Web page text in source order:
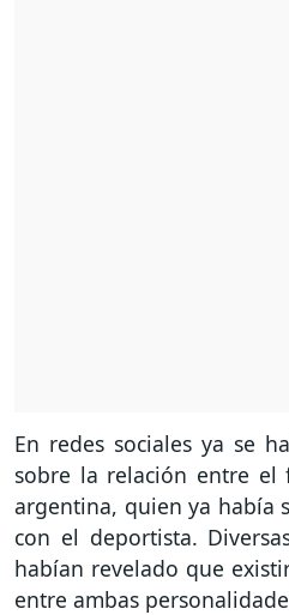
En redes sociales ya se
sobre la relación entre el
argentina, quien ya había
con el deportista.
habían revelado que
entre ambas